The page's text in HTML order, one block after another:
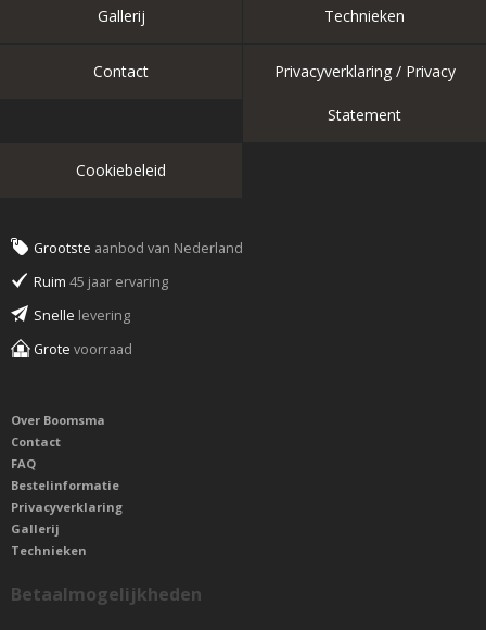
Gallerij Technieken
Contact Privacyverklaring / Privacy
Statement
Cookiebeleid
Grootste aanbod van Nederland
Ruim 45 jaar ervaring
Snelle levering
Grote voorraad
Over Boomsma
Contact
FAQ
Bestelinformatie
Privacyverklaring
Gallerij
Technieken
Betaalmogelijkheden